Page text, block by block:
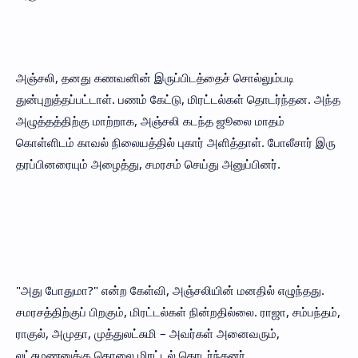
அஞ்சலி, தனது கணவனின் இருப்பிடத்தைச் சொல்லும்படி
துன்புறுத்தப்பட்டாள். பணம் கேட்டு, மிரட்டல்கள் தொடர்ந்தன. அந்த
அழுத்தத்திற்கு மாற்றாக, அஞ்சலி கடந்த ஜூலை மாதம்
கொள்ளிடம் காவல் நிலையத்தில் புகார் அளித்தாள். போலீசார் இரு
தரப்பினரையும் அழைத்து, சமரசம் செய்து அனுப்பினர்.
"அது போதுமா?" என்ற கேள்வி, அஞ்சலியின் மனதில் எழுந்தது.
சமரசத்திற்குப் பிறகும், மிரட்டல்கள் நின்றதில்லை. ராஜா, சம்பந்தம்,
ராகுல், அமுதா, முத்துலட்சுமி – அவர்கள் அனைவரும்,
லட்சுமணனுக்கு கொலை மிரட்டல் தொடர்ந்தனர்.